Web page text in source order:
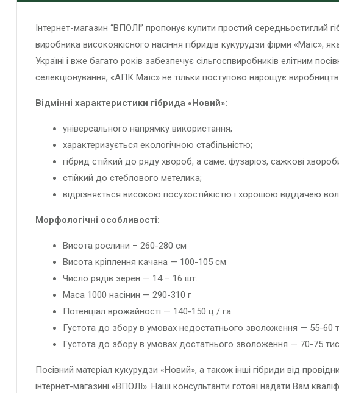
Інтернет-магазин “ВПОЛІ” пропонує купити простий
виробника високоякісного насіння гібридів кукурудзи фірми
Україні і вже багато років забезпечує сільгоспвиробників елітним
селекціонування, «АПК Маїс» не тільки поступово нарощує
Відмінні характеристики гібрида «Новий»:
універсального напрямку використання;
характеризується екологічною стабільністю;
гібрид стійкий до ряду хвороб, а саме: фузаріоз, сажкові
стійкий до стеблового метелика;
відрізняється високою посухостійкістю і хорошою віддачею
Морфологічні особливості:
Висота рослини – 260-280 см
Висота кріплення качана — 100-105 см
Число рядів зерен — 14 – 16 шт.
Маса 1000 насінин — 290-310 г
Потенціал врожайності — 140-150 ц / га
Густота до збору в умовах недостатнього зволоження — 55-60
Густота до збору в умовах достатнього зволоження — 70-75
Посівний матеріал кукурудзи «Новий», а також інші гібриди від
інтернет-магазині «ВПОЛІ». Наші консультанти готові надати Вам